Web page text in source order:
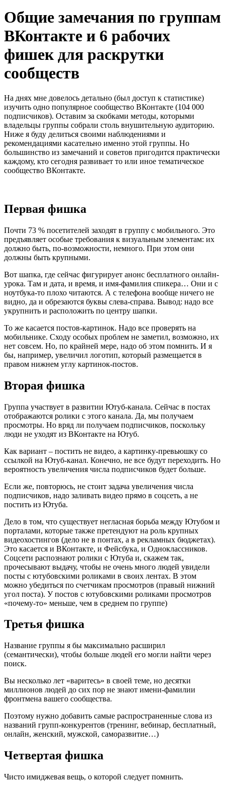
Общие замечания по группам
ВКонтакте и 6 рабочих
фишек для раскрутки
сообществ
На днях мне довелось детально (был доступ к статистике)
изучить одно популярное сообщество ВКонтакте (104 000
подписчиков). Оставим за скобками методы, которыми
владельцы группы собрали столь внушительную аудиторию.
Ниже я буду делиться своими наблюдениями и
рекомендациями касательно именно этой группы. Но
большинство из замечаний и советов пригодится практически
каждому, кто сегодня развивает то или иное тематическое
сообщество ВКонтакте.
Первая фишка
Почти 73 % посетителей заходят в группу с мобильного. Это
предъявляет особые требования к визуальным элементам: их
должно быть, по-возможности, немного. При этом они
должны быть крупными.
Вот шапка, где сейчас фигурирует анонс бесплатного онлайн-
урока. Там и дата, и время, и имя-фамилия спикера… Они и с
ноутбука-то плохо читаются. А с телефона вообще ничего не
видно, да и обрезаются буквы слева-справа. Вывод: надо все
укрупнить и расположить по центру шапки.
То же касается постов-картинок. Надо все проверять на
мобильнике. Сходу особых проблем не заметил, возможно, их
нет совсем. Но, по крайней мере, надо об этом помнить. И я
бы, например, увеличил логотип, который размещается в
правом нижнем углу картинок-постов.
Вторая фишка
Группа участвует в развитии Ютуб-канала. Сейчас в постах
отображаются ролики с этого канала. Да, мы получаем
просмотры. Но вряд ли получаем подписчиков, поскольку
люди не уходят из ВКонтакте на Ютуб.
Как вариант – постить не видео, а картинку-превьюшку со
ссылкой на Ютуб-канал. Конечно, не все будут переходить. Но
вероятность увеличения числа подписчиков будет больше.
Если же, повторюсь, не стоит задача увеличения числа
подписчиков, надо заливать видео прямо в соцсеть, а не
постить из Ютуба.
Дело в том, что существует негласная борьба между Ютубом и
порталами, которые также претендуют на роль крупных
видеохостингов (дело не в понтах, а в рекламных бюджетах).
Это касается и ВКонтакте, и Фейсбука, и Одноклассников.
Соцсети распознают ролики с Ютуба и, скажем так,
прочесывают выдачу, чтобы не очень много людей увидели
посты с ютубовскими роликами в своих лентах. В этом
можно убедиться по счетчикам просмотров (правый нижний
угол поста). У постов с ютубовскими роликами просмотров
«почему-то» меньше, чем в среднем по группе)
Третья фишка
Название группы я бы максимально расширил
(семантически), чтобы больше людей его могли найти через
поиск.
Вы несколько лет «варитесь» в своей теме, но десятки
миллионов людей до сих пор не знают имени-фамилии
фронтмена вашего сообщества.
Поэтому нужно добавить самые распространенные слова из
названий групп-конкурентов (тренинг, вебинар, бесплатный,
онлайн, женский, мужской, саморазвитие…)
Четвертая фишка
Чисто имиджевая вещь, о которой следует помнить.